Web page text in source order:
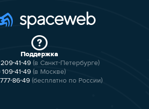
Поддержка
209-41-49 (в Санкт-Петербурге)
109-41-49 (в Москве)
86-49 (бесплатно по России)